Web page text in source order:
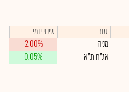
סוג
שינוי יומי
מניה
-2.00%
אג"ח ת"א 0.05%